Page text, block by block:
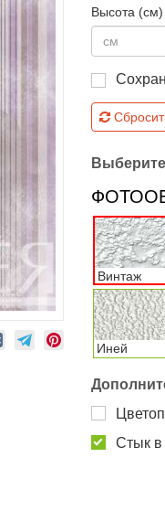
Высота (см)
Винтаж
Иней
Стык в